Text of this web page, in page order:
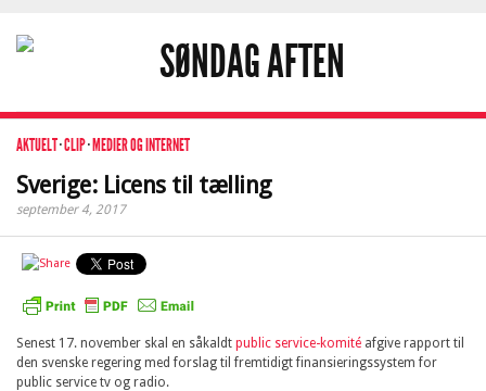
AKTUELT·CLIP·MEDIER OG INTERNET
Sverige: Licens til tælling
september 4, 2017
Senest 17. november skal en såkaldt public service-komité afgive rapport til
den svenske regering med forslag til fremtidigt finansieringssystem for
public service tv og radio.